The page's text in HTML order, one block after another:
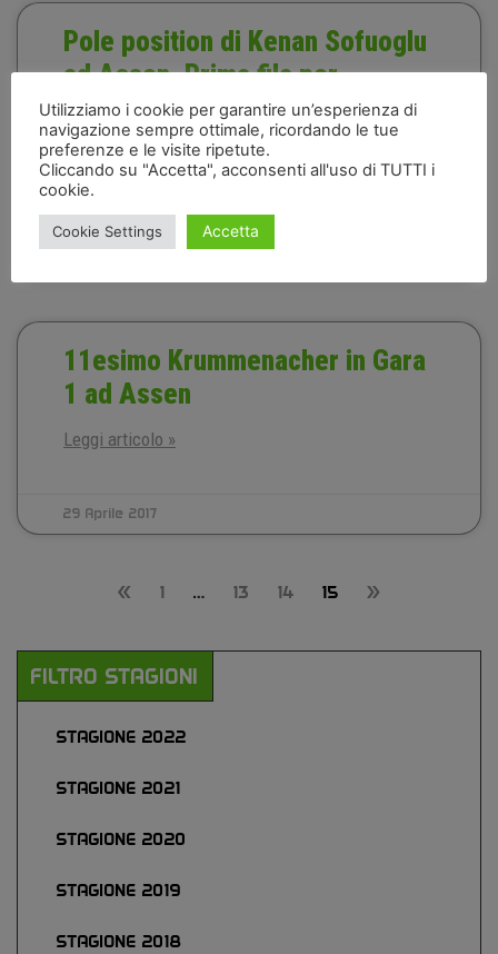
Pole position di Kenan Sofuoglu
ad Assen. Prima fila per
Canducci, terzo. Decimo Kyle
Ryde.
Leggi articolo »
11esimo Krummenacher in Gara
1 ad Assen
Leggi articolo »
29 Aprile 2017
« 1 … 13 14 15 »
FILTRO STAGIONI
STAGIONE 2022
STAGIONE 2021
STAGIONE 2020
STAGIONE 2019
STAGIONE 2018
Utilizziamo i cookie per garantire un’esperienza di
navigazione sempre ottimale, ricordando le tue
preferenze e le visite ripetute.
Cliccando su "Accetta", acconsenti all'uso di TUTTI i
cookie.
Cookie Settings Accetta